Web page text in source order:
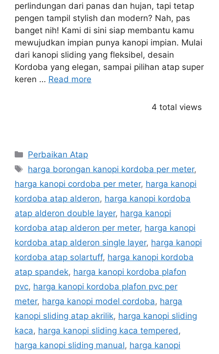
perlindungan dari panas dan hujan, tapi tetap
pengen tampil stylish dan modern? Nah, pas
banget nih! Kami di sini siap membantu kamu
mewujudkan impian punya kanopi impian. Mulai
dari kanopi sliding yang fleksibel, desain
Kordoba yang elegan, sampai pilihan atap super
keren … Read more
4 total views
Categories
Perbaikan Atap
Tags
harga borongan kanopi kordoba per meter,
harga kanopi cordoba per meter, harga kanopi
kordoba atap alderon, harga kanopi kordoba
atap alderon double layer, harga kanopi
kordoba atap alderon per meter, harga kanopi
kordoba atap alderon single layer, harga kanopi
kordoba atap solartuff, harga kanopi kordoba
atap spandek, harga kanopi kordoba plafon
pvc, harga kanopi kordoba plafon pvc per
meter, harga kanopi model cordoba, harga
kanopi sliding atap akrilik, harga kanopi sliding
kaca, harga kanopi sliding kaca tempered ,
harga kanopi sliding manual, harga kanopi